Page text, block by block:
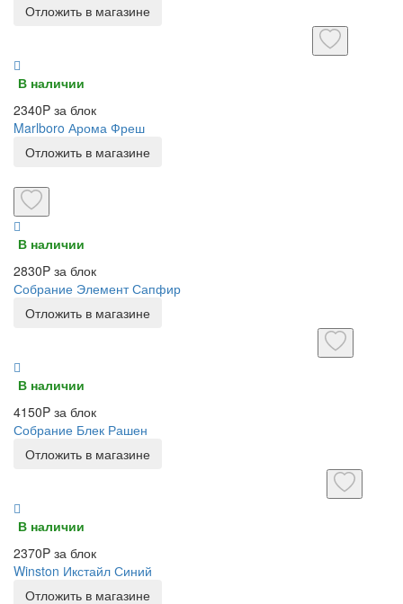
Отложить в магазине
В наличии
2340P за блок
Marlboro Арома Фреш
Отложить в магазине
В наличии
2830P за блок
Собрание Элемент Сапфир
Отложить в магазине
В наличии
4150P за блок
Собрание Блек Рашен
Отложить в магазине
В наличии
2370P за блок
Winston Икстайл Синий
Отложить в магазине